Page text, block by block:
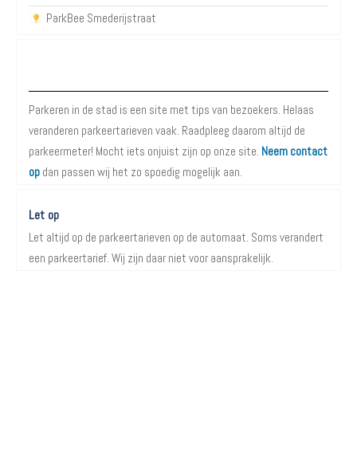
ParkBee Smederijstraat
Parkeren in de stad is een site met tips van bezoekers. Helaas
veranderen parkeertarieven vaak. Raadpleeg daarom altijd de
parkeermeter! Mocht iets onjuist zijn op onze site. Neem contact
op dan passen wij het zo spoedig mogelijk aan.
Let op
Let altijd op de parkeertarieven op de automaat. Soms verandert
een parkeertarief. Wij zijn daar niet voor aansprakelijk.